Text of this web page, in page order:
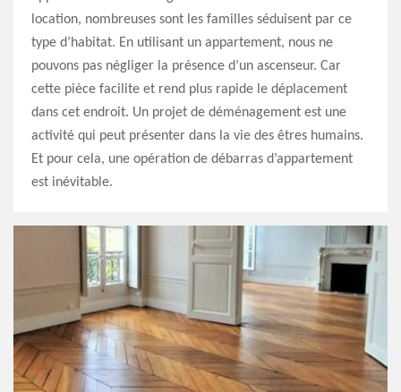
location, nombreuses sont les familles séduisent par ce
type d’habitat. En utilisant un appartement, nous ne
pouvons pas négliger la présence d’un ascenseur. Car
cette pièce facilite et rend plus rapide le déplacement
dans cet endroit. Un projet de déménagement est une
activité qui peut présenter dans la vie des êtres humains.
Et pour cela, une opération de débarras d’appartement
est inévitable.